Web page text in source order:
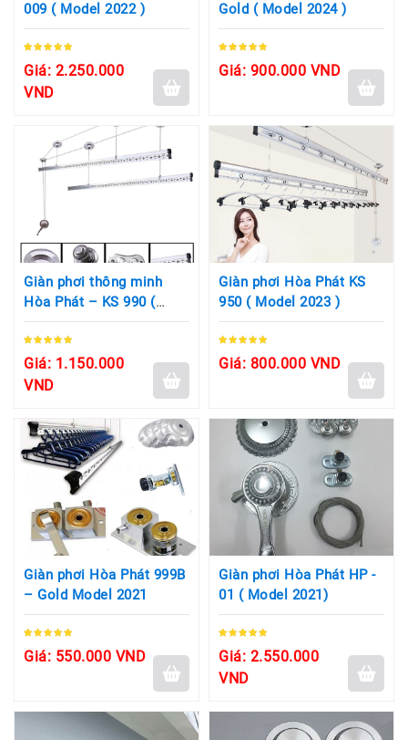
009 ( Model 2022 )
Giá: 2.250.000
VND
Gold ( Model 2024 )
Giá: 900.000 VND
Giàn phơi thông minh
Hòa Phát – KS 990 (
Model – 2024 )
Giá: 1.150.000
VND
Giàn phơi Hòa Phát KS
950 ( Model 2023 )
Giá: 800.000 VND
Giàn phơi Hòa Phát 999B
– Gold Model 2021
Giá: 550.000 VND
Giàn phơi Hòa Phát HP -
01 ( Model 2021)
Giá: 2.550.000
VND